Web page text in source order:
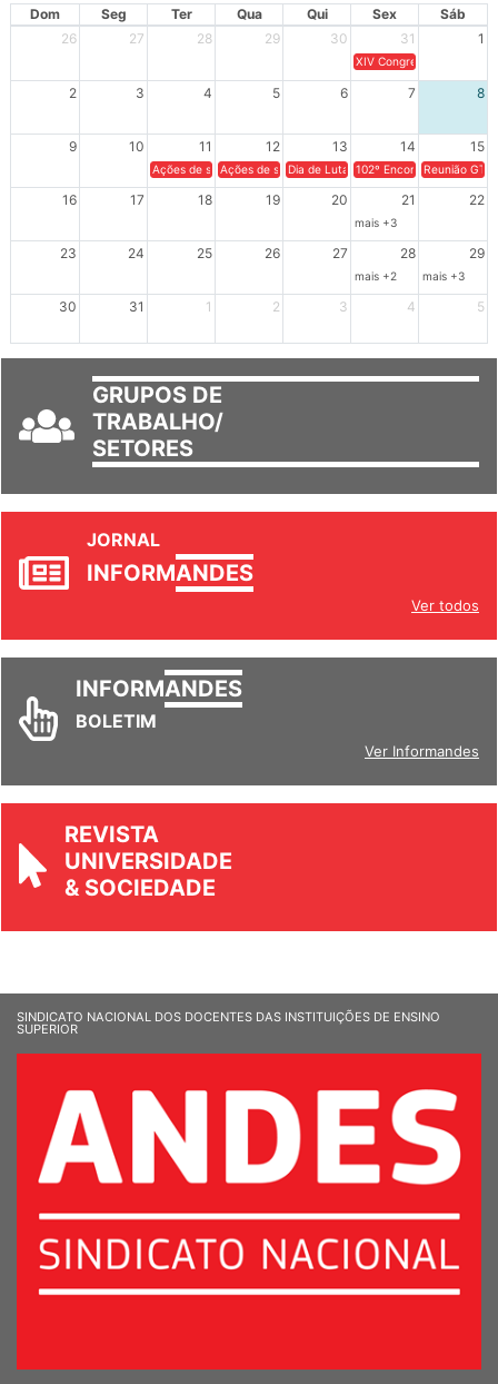
Dom Seg Ter Qua Qui Sex
Sáb
26
27 28 29 30 31 1
XIV Congresso Brasileiro
2 3 4 5 6 7 8
9 10 11 12 13 14 15
Ações de solidariedade a Cuba no Rio Grande do Sul - 100
Ações de solidariedade a Cuba no Rio Grande do
Dia de Luta em Defesa de Cuba e da
102º Encontro da
Reunião
16 17 18 19 20 21 22
mais +3
23 24 25 26 27 28 29
mais +2 mais +3
30 31 1 2 3 4 5
GRUPOS DE
TRABALHO/
SETORES
JORNAL
INFORMANDES
Ver todos
INFORMANDES
BOLETIM
Ver Informandes
REVISTA
UNIVERSIDADE
& SOCIEDADE
SINDICATO NACIONAL DOS DOCENTES DAS INSTITUIÇÕES DE ENSINO
SUPERIOR